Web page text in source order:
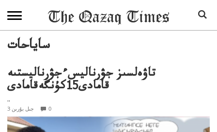
ساياحات
تاۋەلسىز جۋرناليسءجۋرناليستىە
قامادى15كۇنگەقامادى
..
3 جىل بۇرىن 0